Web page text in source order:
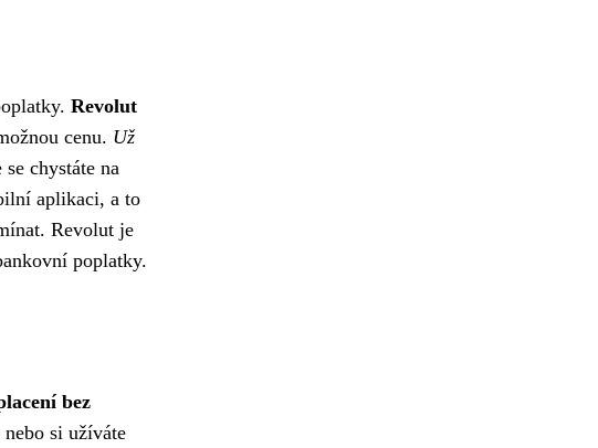
Revolut
cenu. Už
chystáte na
aplikaci, a to
Revolut je
poplatky.
bez
si užíváte